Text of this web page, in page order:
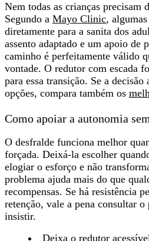
Nem todas as crianças precisam
Segundo a Mayo Clinic,
diretamente para a sanita dos
assento adaptado e um apoio de
caminho é perfeitamente válido
vontade. O redutor com escada
para essa transição. Se a decisão
opções, compara também os
Como apoiar a autonomia
O desfralde funciona melhor
forçada. Deixá-la escolher
elogiar o esforço e não
problema ajuda mais do que
recompensas. Se há resistência
retenção, vale a pena consultar o
insistir.
Deixa o redutor